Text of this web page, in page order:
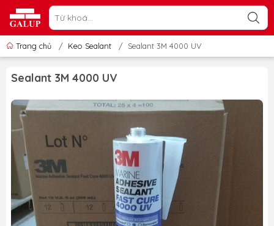
Trang chủ / Keo Sealant / Sealant 3M 4000 UV
Sealant 3M 4000 UV